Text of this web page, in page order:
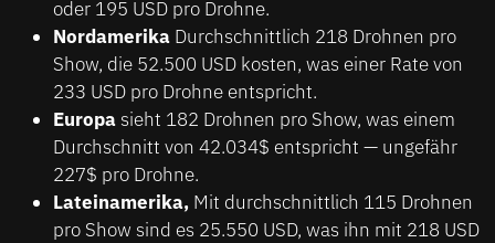
oder 195 USD pro Drohne.
NordamerikaDurchschnittlich 218 Drohnen pro
Show, die 52.500 USD kosten, was einer Rate von
233 USD pro Drohne entspricht.
Europasieht 182 Drohnen pro Show, was einem
Durchschnitt von 42.034$ entspricht — ungefähr
227$ pro Drohne.
Lateinamerika,Mit durchschnittlich 115 Drohnen
pro Show sind es 25.550 USD, was ihn mit 218 USD